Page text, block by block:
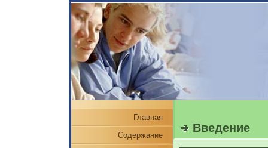
Главная
Содержание
Введение